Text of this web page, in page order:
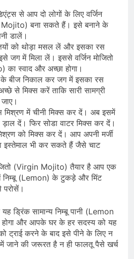
से आप दो लोगों के लिए वर्जिन
Mojito) बना सकते हैं। इसे बनाने के
डालें।
को थोड़ा मसल लें और इसका रस
जग में मिला लें। इससे वर्जिन मोजितो
स्वाद और अच्छा होगा।
बीज निकाल कर जग में इसका रस
से मिक्स करें ताकि सारी सामग्री
में चीनी मिक्स कर दें। अब इसमें
दें। फिर सोडा वाटर मिक्स कर दें।
को मिक्स कर दें। आप अपनी मर्जी
इस्तेमाल भी कर सकते हैं जैसे चाट
(Virgin Mojito) तैयार है आप एक
निम्बू (Lemon) के टुकड़े और मिंट
ड्रिंक सामान्य निम्बू पानी (Lemon
होगा और आपके घर के हर सदस्य को यह
ट्राई करने के बाद इसे पीने के लिए न
जाने की जरूरत है न ही फालतू पैसे खर्च